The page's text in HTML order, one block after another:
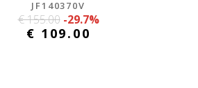
JF140370V
€ 155.00 -29.7%
€ 109.00